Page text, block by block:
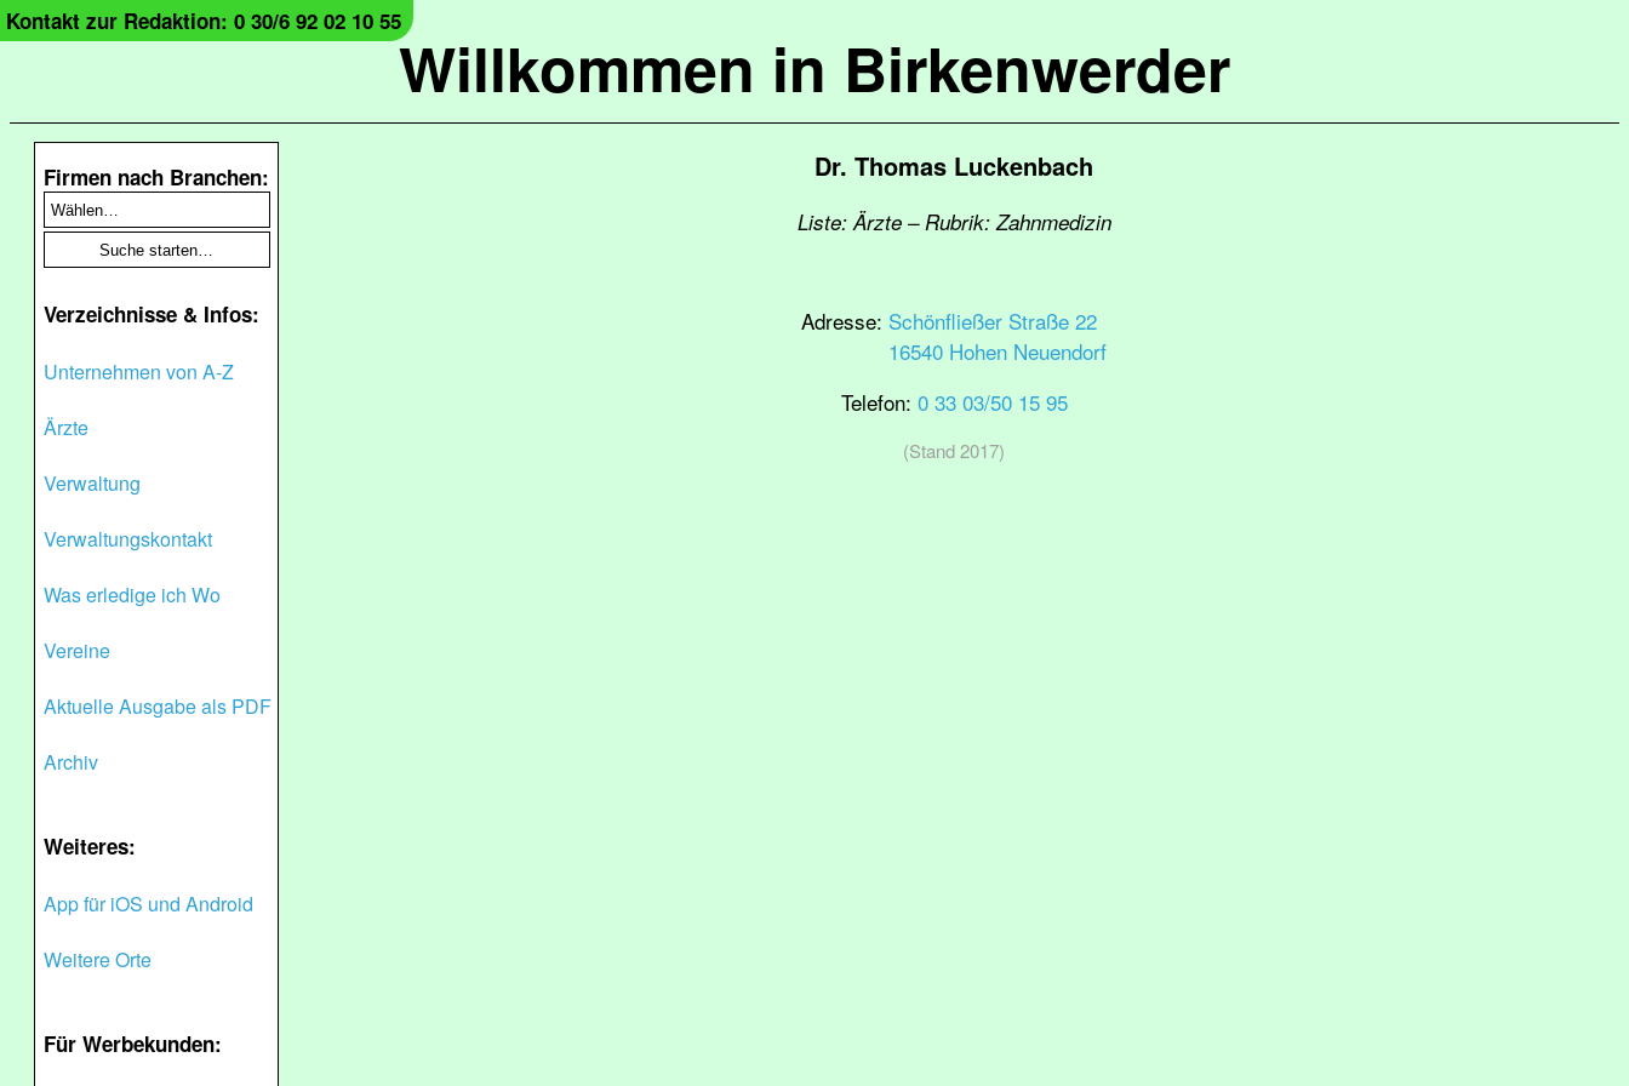
Willkommen in Birkenwerder
Kontakt zur Redaktion: 0 30/6 92 02 10 55
Firmen nach Branchen:
Verzeichnisse & Infos:
Unternehmen von A-Z
Ärzte
Verwaltung
Verwaltungskontakt
Was erledige ich Wo
Vereine
Aktuelle Ausgabe als PDF
Archiv
Weiteres:
App für iOS und Android
Weitere Orte
Für Werbekunden:
Dr. Thomas Luckenbach
Liste: Ärzte – Rubrik: Zahnmedizin
Adresse: Schönfließer Straße 22
16540 Hohen Neuendorf
Telefon: 0 33 03/50 15 95
(Stand 2017)